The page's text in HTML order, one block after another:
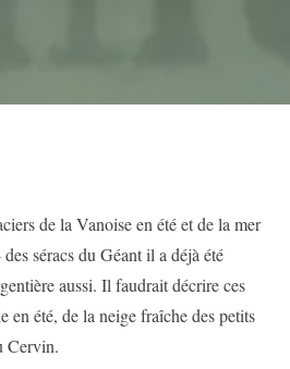
de la Vanoise en été et de la mer
séracs du Géant il a déjà été
aussi. Il faudrait décrire ces
en été, de la neige fraîche des petits
Cervin.